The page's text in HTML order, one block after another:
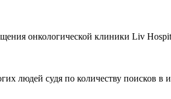
онкологической клиники Liv
людей судя по количеству поисков в